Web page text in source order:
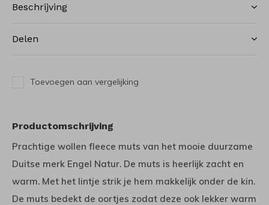
Beschrijving
Delen
Toevoegen aan vergelijking
Productomschrijving
Prachtige wollen fleece muts van het mooie duurzame
Duitse merk Engel Natur. De muts is heerlijk zacht en
warm. Met het lintje strik je hem makkelijk onder de kin.
De muts bedekt de oortjes zodat deze ook lekker warm